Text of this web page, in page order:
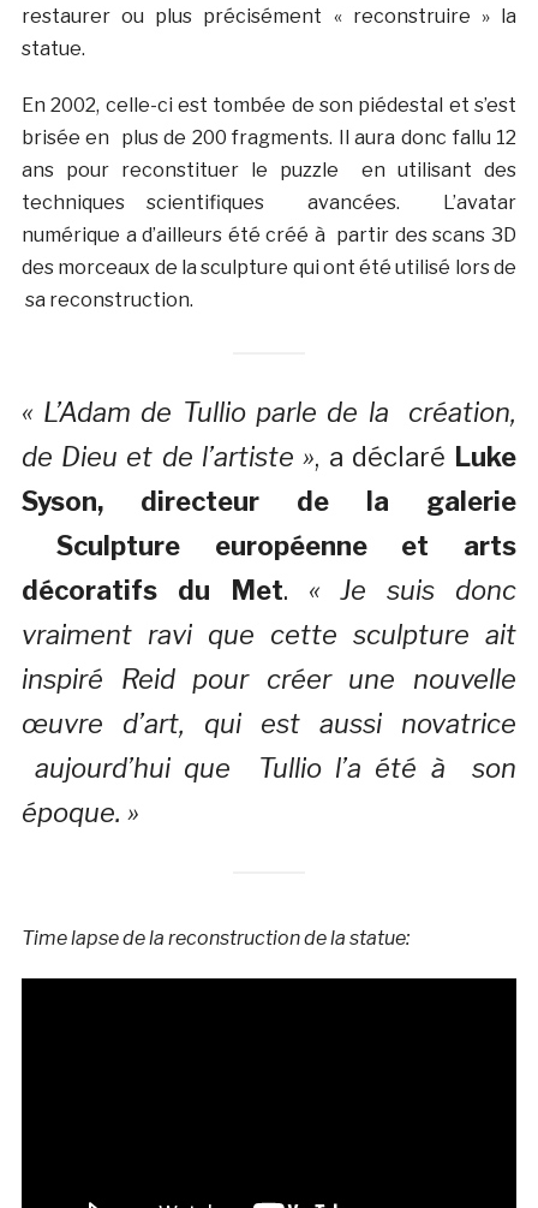
restaurer ou plus précisément « reconstruire » la
statue.
En 2002, celle-ci est tombée de son piédestal et s’est
brisée en plus de 200 fragments. Il aura donc fallu 12
ans pour reconstituer le puzzle en utilisant des
techniques scientifiques avancées. L’avatar
numérique a d’ailleurs été créé à partir des scans 3D
des morceaux de la sculpture qui ont été utilisé lors de
sa reconstruction.
« L’Adam de Tullio parle de la création,
de Dieu et de l’artiste », a déclaré Luke
Syson, directeur de la galerie
Sculpture européenne et arts
décoratifs du Met. « Je suis donc
vraiment ravi que cette sculpture ait
inspiré Reid pour créer une nouvelle
œuvre d’art, qui est aussi novatrice
aujourd’hui que Tullio l’a été à son
époque. »
Time lapse de la reconstruction de la statue: